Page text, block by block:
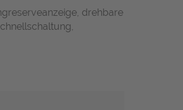
drehbare